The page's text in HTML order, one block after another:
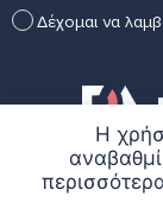
Δέχομαι να
Η